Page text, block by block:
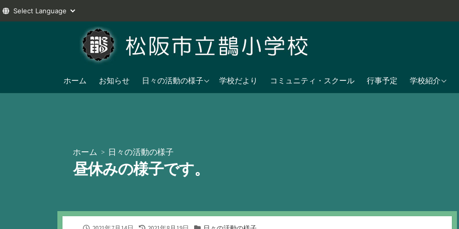
へ
ホーム お知らせ 日々の活動の様子
2025年度
学校だより コミュニティ・スクール 行事予定 学校紹介
学校教育目標
ホーム > 日々の活動の様子
昼休みの様子です。
公
最
カ